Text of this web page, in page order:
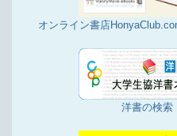
オンライン書店
洋書の検索